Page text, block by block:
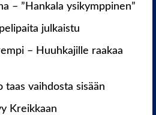
– ”Hankala ysikymppinen”
julkaistu
– Huuhkajille raakaa
taas vaihdosta sisään
Kreikkaan